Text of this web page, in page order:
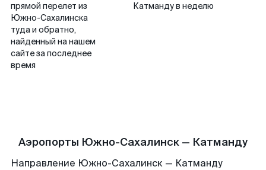
прямой перелет из
Южно-Сахалинска
туда и обратно,
найденный на нашем
сайте за последнее
время
Катманду в неделю
Аэропорты Южно-Сахалинск — Катманду
Направление Южно-Сахалинск — Катманду